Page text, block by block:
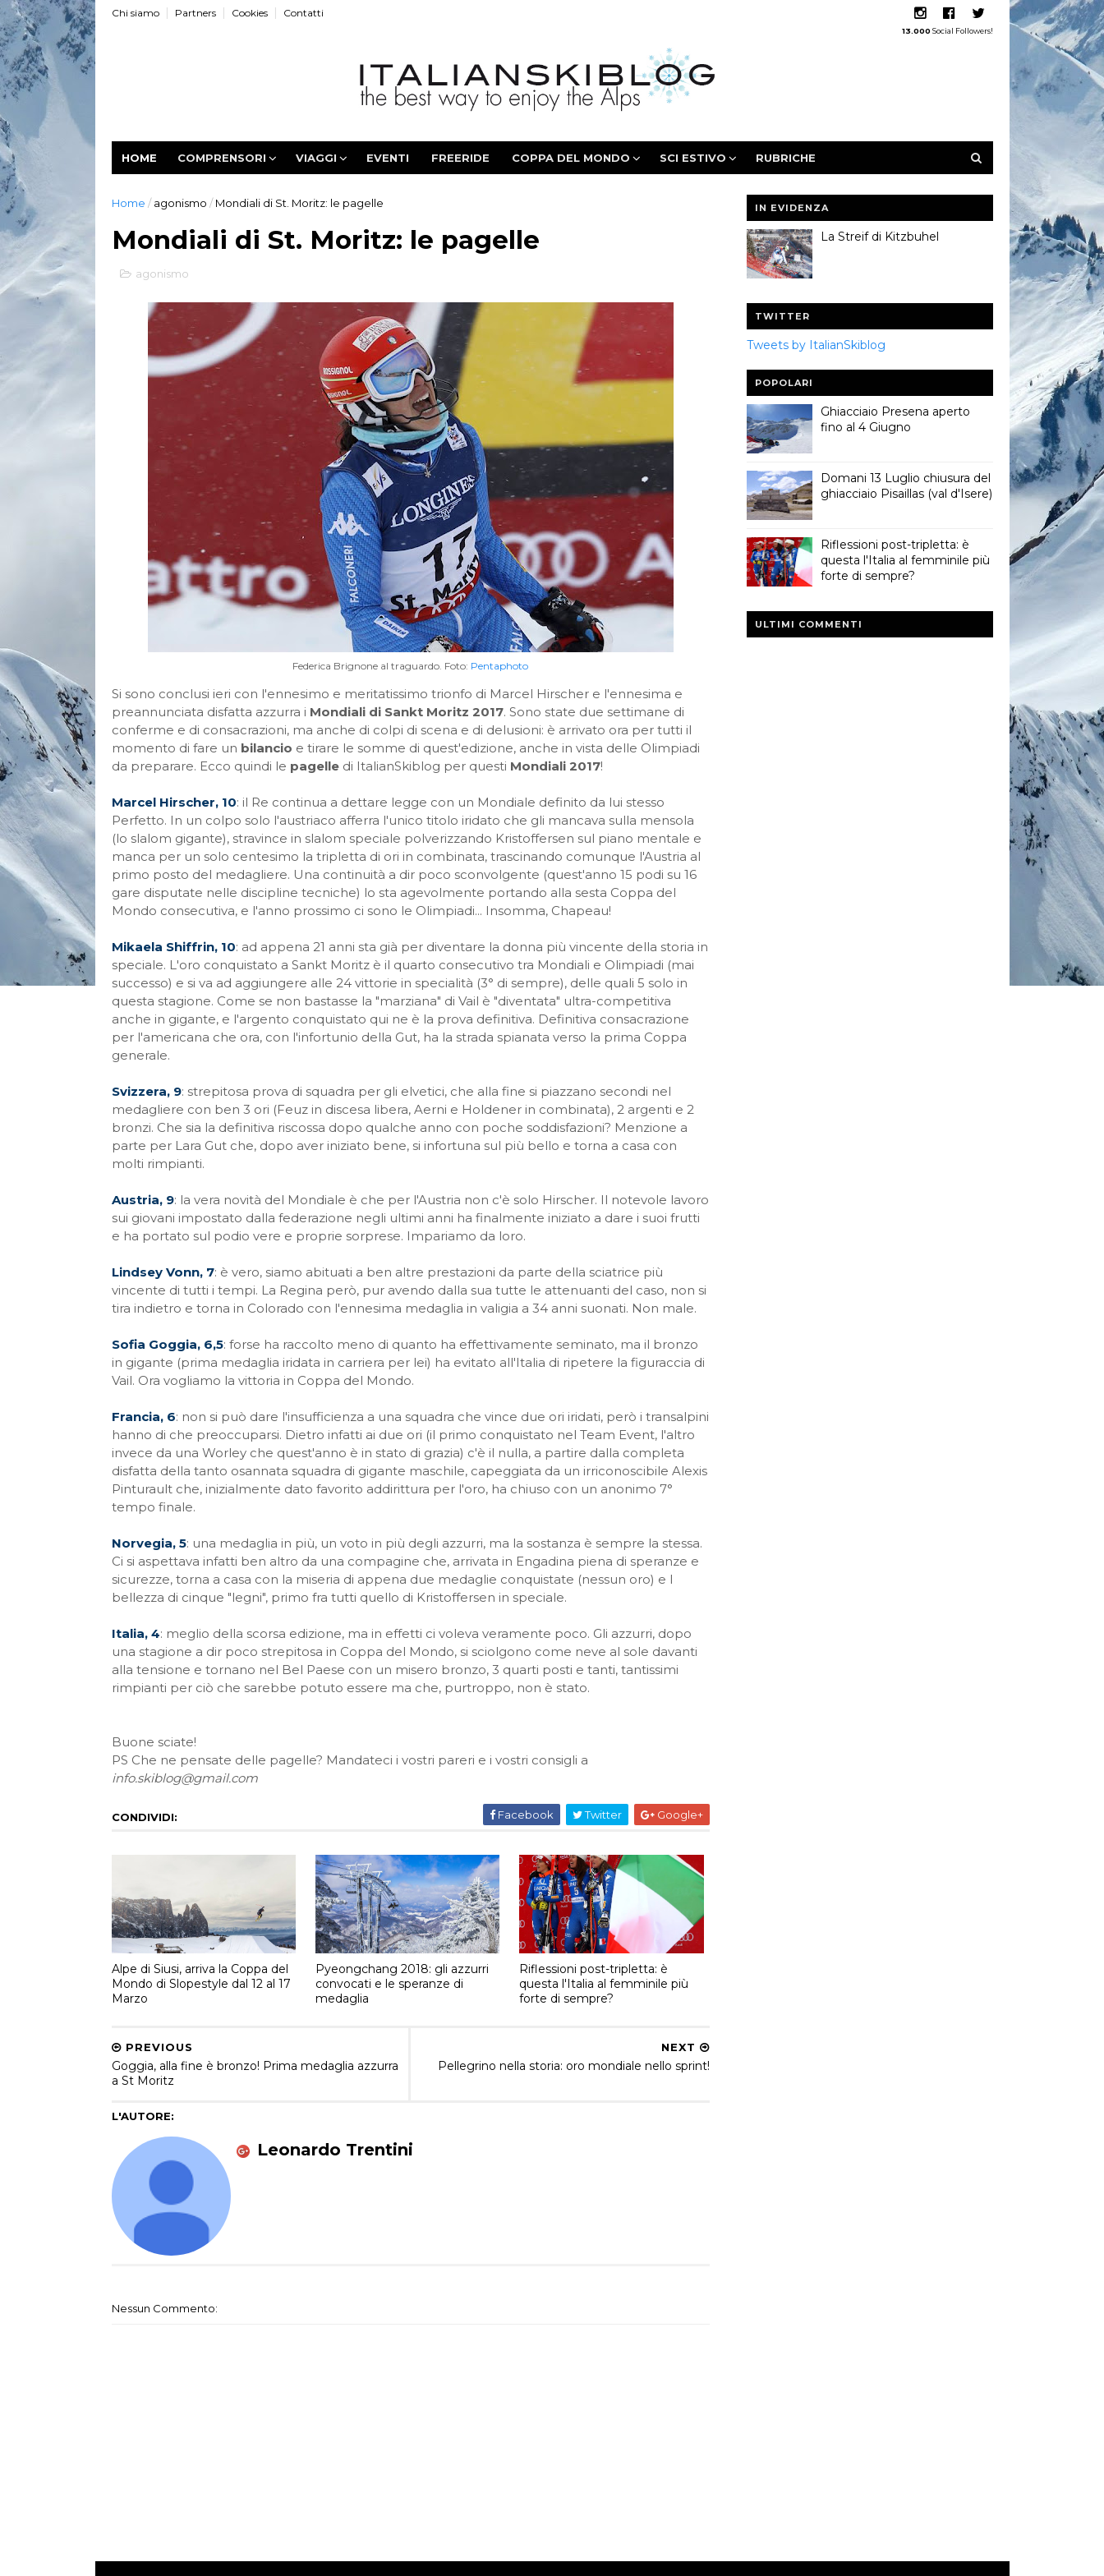
Chi siamo Partners Cookies Contatti
13.000 Social Followers!
HOME COMPRENSORI VIAGGI EVENTI FREERIDE COPPA DEL MONDO SCI ESTIVO RUBRICHE
Home / agonismo / Mondiali di St. Moritz: le pagelle
Mondiali di St. Moritz: le pagelle
agonismo
Federica Brignone al traguardo. Foto: Pentaphoto
Si sono conclusi ieri con l'ennesimo e meritatissimo trionfo di Marcel Hirscher e l'ennesima e
preannunciata disfatta azzurra i Mondiali di Sankt Moritz 2017. Sono state due settimane di
conferme e di consacrazioni, ma anche di colpi di scena e di delusioni: è arrivato ora per tutti il
momento di fare un bilancio e tirare le somme di quest'edizione, anche in vista delle Olimpiadi
da preparare. Ecco quindi le pagelledi ItalianSkiblog per questi Mondiali 2017!
Marcel Hirscher, 10: il Re continua a dettare legge con un Mondiale definito da lui stesso
Perfetto. In un colpo solo l'austriaco afferra l'unico titolo iridato che gli mancava sulla mensola
(lo slalom gigante), stravince in slalom speciale polverizzando Kristoffersen sul piano mentale e
manca per un solo centesimo la tripletta di ori in combinata, trascinando comunque l'Austria al
primo posto del medagliere. Una continuità a dir poco sconvolgente (quest'anno 15 podi su 16
gare disputate nelle discipline tecniche) lo sta agevolmente portando alla sesta Coppa del
Mondo consecutiva, e l'anno prossimo ci sono le Olimpiadi... Insomma, Chapeau!
Mikaela Shiffrin, 10: ad appena 21 anni sta già per diventare la donna più vincente della storia in
speciale. L'oro conquistato a Sankt Moritz è il quarto consecutivo tra Mondiali e Olimpiadi (mai
successo) e si va ad aggiungere alle 24 vittorie in specialità (3° di sempre), delle quali 5 solo in
questa stagione. Come se non bastasse la "marziana" di Vail è "diventata" ultra-competitiva
anche in gigante, e l'argento conquistato qui ne è la prova definitiva. Definitiva consacrazione
per l'americana che ora, con l'infortunio della Gut, ha la strada spianata verso la prima Coppa
generale.
Svizzera, 9: strepitosa prova di squadra per gli elvetici, che alla fine si piazzano secondi nel
medagliere con ben 3 ori (Feuz in discesa libera, Aerni e Holdener in combinata), 2 argenti e 2
bronzi. Che sia la definitiva riscossa dopo qualche anno con poche soddisfazioni? Menzione a
parte per Lara Gut che, dopo aver iniziato bene, si infortuna sul più bello e torna a casa con
molti rimpianti.
Austria, 9: la vera novità del Mondiale è che per l'Austria non c'è solo Hirscher. Il notevole lavoro
sui giovani impostato dalla federazione negli ultimi anni ha finalmente iniziato a dare i suoi frutti
e ha portato sul podio vere e proprie sorprese. Impariamo da loro.
Lindsey Vonn, 7: è vero, siamo abituati a ben altre prestazioni da parte della sciatrice più
vincente di tutti i tempi. La Regina però, pur avendo dalla sua tutte le attenuanti del caso, non si
tira indietro e torna in Colorado con l'ennesima medaglia in valigia a 34 anni suonati. Non male.
Sofia Goggia, 6,5: forse ha raccolto meno di quanto ha effettivamente seminato, ma il bronzo
in gigante (prima medaglia iridata in carriera per lei) ha evitato all'Italia di ripetere la figuraccia di
Vail. Ora vogliamo la vittoria in Coppa del Mondo.
Francia, 6: non si può dare l'insufficienza a una squadra che vince due ori iridati, però i transalpini
hanno di che preoccuparsi. Dietro infatti ai due ori (il primo conquistato nel Team Event, l'altro
invece da una Worley che quest'anno è in stato di grazia) c'è il nulla, a partire dalla completa
disfatta della tanto osannata squadra di gigante maschile, capeggiata da un irriconoscibile Alexis
Pinturault che, inizialmente dato favorito addirittura per l'oro, ha chiuso con un anonimo 7°
tempo finale.
Norvegia, 5: una medaglia in più, un voto in più degli azzurri, ma la sostanza è sempre la stessa.
Ci si aspettava infatti ben altro da una compagine che, arrivata in Engadina piena di speranze e
sicurezze, torna a casa con la miseria di appena due medaglie conquistate (nessun oro) e l
bellezza di cinque "legni", primo fra tutti quello di Kristoffersen in speciale.
Italia, 4: meglio della scorsa edizione, ma in effetti ci voleva veramente poco. Gli azzurri, dopo
una stagione a dir poco strepitosa in Coppa del Mondo, si sciolgono come neve al sole davanti
alla tensione e tornano nel Bel Paese con un misero bronzo, 3 quarti posti e tanti, tantissimi
rimpianti per ciò che sarebbe potuto essere ma che, purtroppo, non è stato.
Buone sciate!
PS Che ne pensate delle pagelle? Mandateci i vostri pareri e i vostri consigli a
info.skiblog@gmail.com
CONDIVIDI: Facebook Twitter Google+
Alpe di Siusi, arriva la Coppa del
Mondo di Slopestyle dal 12 al 17
Marzo
Pyeongchang 2018: gli azzurri
convocati e le speranze di
medaglia
Riflessioni post-tripletta: è
questa l'Italia al femminile più
forte di sempre?
NEXT
Pellegrino nella storia: oro mondiale nello sprint!
PREVIOUS
Goggia, alla fine è bronzo! Prima medaglia azzurra
a St Moritz
L'AUTORE:
Leonardo Trentini
Nessun Commento:
IN EVIDENZA
La Streif di Kitzbuhel
TWITTER
Tweets by ItalianSkiblog
POPOLARI
Ghiacciaio Presena aperto
fino al 4 Giugno
Domani 13 Luglio chiusura del
ghiacciaio Pisaillas (val d'Isere)
Riflessioni post-tripletta: è
questa l'Italia al femminile più
forte di sempre?
ULTIMI COMMENTI